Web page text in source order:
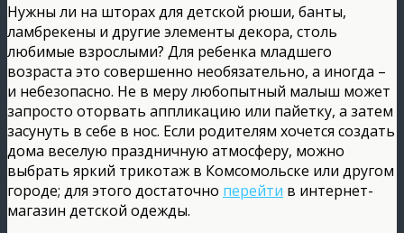
Нужны ли на шторах для детской рюши, банты,
ламбрекены и другие элементы декора, столь
любимые взрослыми? Для ребенка младшего
возраста это совершенно необязательно, а иногда –
и небезопасно. Не в меру любопытный малыш может
запросто оторвать аппликацию или пайетку, а затем
засунуть в себе в нос. Если родителям хочется создать
дома веселую праздничную атмосферу, можно
выбрать яркий трикотаж в Комсомольске или другом
городе; для этого достаточно перейти в интернет-
магазин детской одежды.